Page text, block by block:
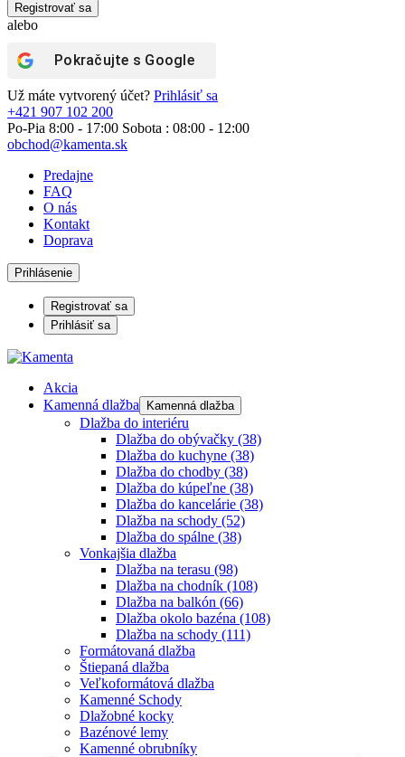
Registrovať sa
alebo
Pokračujte s Google
Už máte vytvorený účet? Prihlásiť sa
+421 907 102 200
Po-Pia 8:00 - 17:00 Sobota : 08:00 - 12:00
obchod@kamenta.sk
Predajne
FAQ
O nás
Kontakt
Doprava
Prihlásenie
Registrovať sa
Prihlásiť sa
Akcia
Kamenná dlažba
Kamenná dlažba
Dlažba do interiéru
Dlažba do obývačky (38)
Dlažba do kuchyne (38)
Dlažba do chodby (38)
Dlažba do kúpeľne (38)
Dlažba do kancelárie (38)
Dlažba na schody (52)
Dlažba do spálne (38)
Vonkajšia dlažba
Dlažba na terasu (98)
Dlažba na chodník (108)
Dlažba na balkón (66)
Dlažba okolo bazéna (108)
Dlažba na schody (111)
Formátovaná dlažba
Štiepaná dlažba
Veľkoformátová dlažba
Kamenné Schody
Dlažobné kocky
Bazénové lemy
Kamenné obrubníky